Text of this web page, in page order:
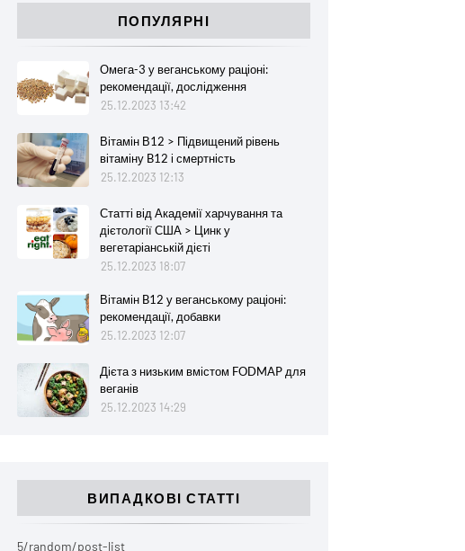
ПОПУЛЯРНІ
Омега-3 у веганському раціоні:
рекомендації, дослідження
25.12.2023 13:42
Вітамін В12 > Підвищений рівень
вітаміну B12 і смертність
25.12.2023 12:13
Статті від Академії харчування та
дієтології США > Цинк у
вегетаріанській дієті
25.12.2023 18:07
Вітамін B12 у веганському раціоні:
рекомендації, добавки
25.12.2023 12:07
Дієта з низьким вмістом FODMAP для
веганів
25.12.2023 14:29
ВИПАДКОВІ СТАТТІ
5/random/post-list